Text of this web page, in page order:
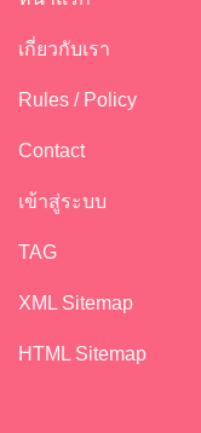
เกี่ยวกับเรา
Rules / Policy
Contact
เข้าสู่ระบบ
TAG
XML Sitemap
HTML Sitemap